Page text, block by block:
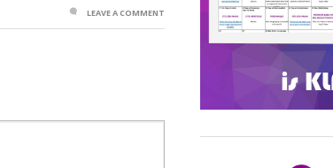
LEAVE A COMMENT